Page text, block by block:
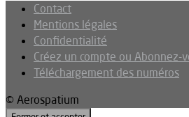
Contact
Mentions légales
Confidentialité
Créez un compte ou Abonnez-
Téléchargement des numéros
© Aerospatium